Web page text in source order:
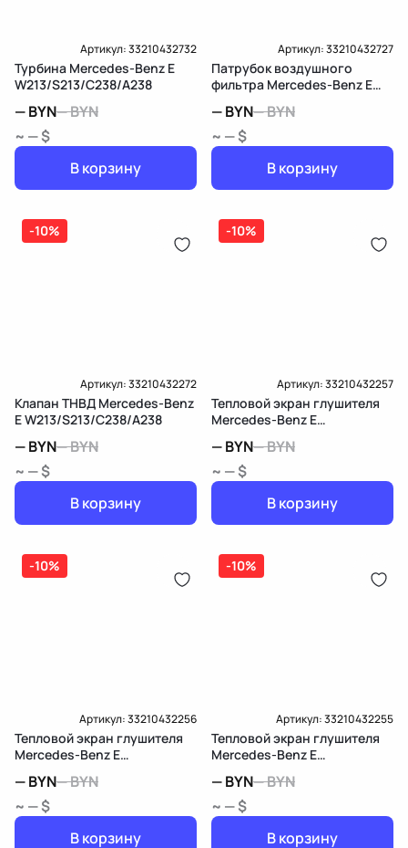
Артикул:33210432732
Турбина Mercedes-Benz E
W213/S213/C238/A238
—BYN—BYN
~ — $
В корзину
Артикул:33210432727
Патрубок воздушного
фильтра Mercedes-Benz E
—BYN—BYN
~ — $
В корзину
-10%
Артикул:33210432272
Клапан ТНВД Mercedes-Benz
E W213/S213/C238/A238
—BYN—BYN
~ — $
В корзину
-10%
Артикул:33210432257
Тепловой экран глушителя
Mercedes-Benz E
—BYN—BYN
~ — $
В корзину
-10%
Артикул:33210432256
Тепловой экран глушителя
Mercedes-Benz E
—BYN—BYN
~ — $
В корзину
-10%
Артикул:33210432255
Тепловой экран глушителя
Mercedes-Benz E
—BYN—BYN
~ — $
В корзину